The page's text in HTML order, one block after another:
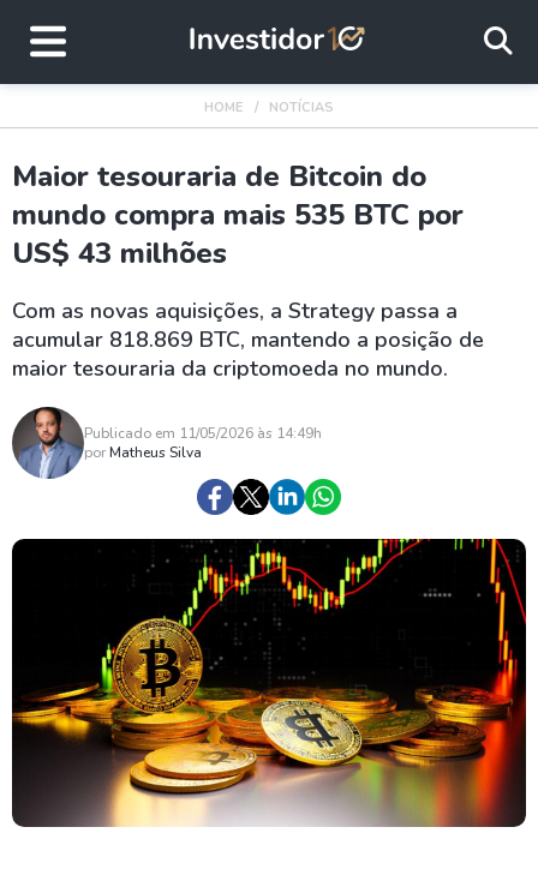
HOME NOTÍCIAS
Maior tesouraria de Bitcoin do
mundo compra mais 535 BTC por
US$ 43 milhões
Com as novas aquisições, a Strategy passa a
acumular 818.869 BTC, mantendo a posição de
maior tesouraria da criptomoeda no mundo.
Publicado em 11/05/2026 às 14:49h
porMatheus Silva